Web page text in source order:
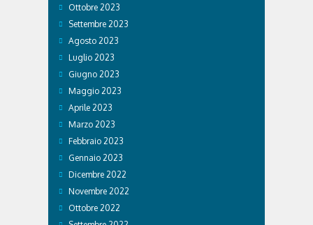
Ottobre 2023
Settembre 2023
Agosto 2023
Luglio 2023
Giugno 2023
Maggio 2023
Aprile 2023
Marzo 2023
Febbraio 2023
Gennaio 2023
Dicembre 2022
Novembre 2022
Ottobre 2022